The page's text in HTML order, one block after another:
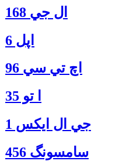
ال جي 168
اپل 6
اچ تي سي 96
ا‍ تو 35
جي ال ايكس 1
سامسونگ 456